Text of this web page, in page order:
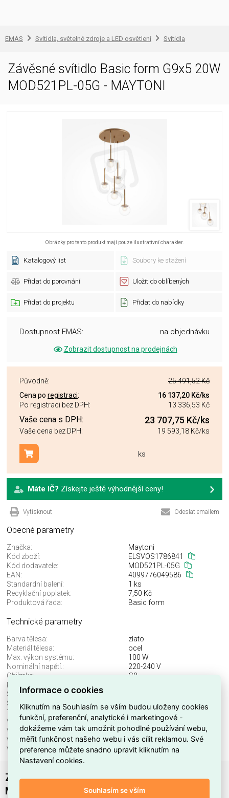
EMAS Svítidla, světelné zdroje a LED osvětlení Svítidla
Závěsné svítidlo Basic form G9x5 20W
MOD521PL-05G - MAYTONI
Obrázky pro tento produkt mají pouze ilustrativní charakter.
Katalogový list Soubory ke stažení
Přidat do porovnání Uložit do oblíbených
Přidat do projektu Přidat do nabídky
Dostupnost EMAS: na objednávku
Zobrazit dostupnost na prodejnách
Původně:
25 491,52 Kč
Cena po registraci: 16 137,20 Kč/ks
Po registraci bez DPH:
13 336,53 Kč
Vaše cena s DPH: 23 707,75 Kč/ks
Vaše cena bez DPH: 19 593,18 Kč/ks
ks
Přidat do košíku
Máte IČ? Získejte ještě výhodnější ceny!
Vytisknout Odeslat emailem
Obecné parametry
Značka:
Maytoni
Kód zboží:
ELSVOS1786841
Kód dodavatele:
MOD521PL-05G
EAN:
4099776049586
Standardní balení:
1 ks
Recyklační poplatek:
7,50 Kč
Produktová řada:
Basic form
Technické parametry
Barva tělesa:
zlato
Materiál tělesa:
ocel
Max. výkon systému:
100 W
Nominální napětí.:
220-240 V
Objímka:
G9
Průměr:
Stmívatelné:
Stupeň krytí (IP):
IP20
Třída ochrany:
Včetně svět. zdroje:
ne
Vhodné pro počet svět. zdrojů:
5
Vhodné pro výkon světel. zdroje:
20 W
Výška/hloubka:
3441 mm
Závěsné svítidlo Basic form G9x5 20W
MOD521PL-05G - MAYTONI
Informace o cookies
Kliknutím na Souhlasím se vším budou uloženy cookies
funkční, preferenční, analytické i marketingové -
dokážeme vám tak umožnit pohodlné používání webu,
měřit funkčnost našeho webu i vás cílit reklamou. Své
preference můžete snadno upravit kliknutím na
Nastavení cookies.
Souhlasím se vším